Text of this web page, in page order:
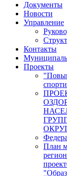
Документы
Новости
Управление
Контакты
Проекты
План